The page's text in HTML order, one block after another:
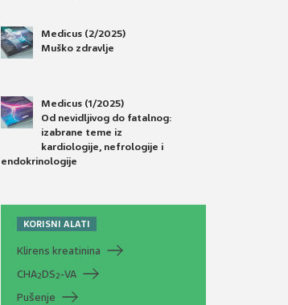
Medicus (2/2025)
Muško zdravlje
Medicus (1/2025)
Od nevidljivog do fatalnog:
izabrane teme iz
kardiologije, nefrologije i
endokrinologije
KORISNI ALATI
Klirens kreatinina
CHA2DS2-VA
Pušenje